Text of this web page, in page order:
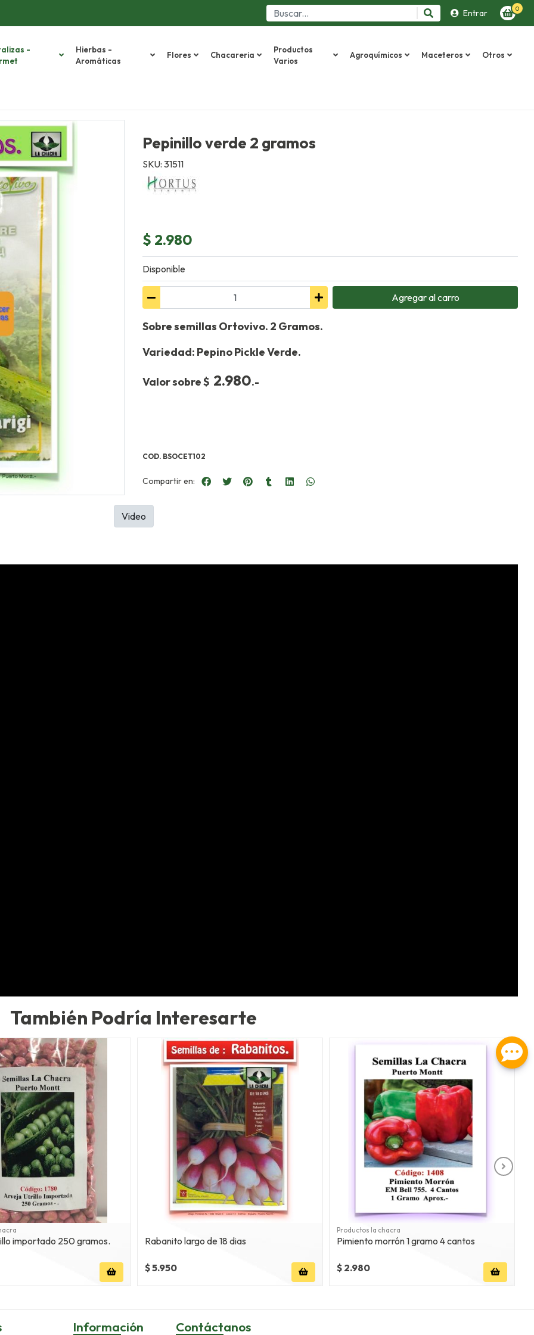
Entrar 0
-
Hierbas -
Aromáticas
Flores Chacareria
Productos
Varios
Agroquímicos Maceteros Otros
Pepinillo verde 2 gramos
SKU: 31511
$ 2.980
Disponible
Agregaral carro
Sobre semillas Ortovivo. 2 Gramos.
Variedad: Pepino Pickle Verde.
Valor sobre $ 2.980.-
COD. BSOCET102
Compartir en:
Video
También Podría Interesarte
importado 250 gramos. Rabanito largo de 18 dias
$ 5.950
Productos la chacra
Pimiento morrón 1 gramo 4 cantos
$ 2.980
Información Contáctanos